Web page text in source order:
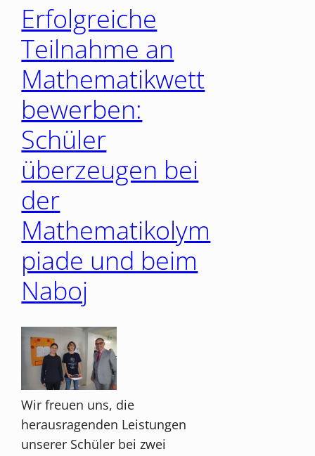
Erfolgreiche
Teilnahme an
Mathematikwett
bewerben:
Schüler
überzeugen bei
der
Mathematikolym
piade und beim
Naboj
Wir freuen uns, die
herausragenden Leistungen
unserer Schüler bei zwei